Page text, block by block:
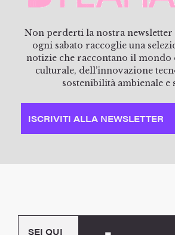
Non perderti la nostra newsletter
ogni sabato raccoglie una
notizie che raccontano il mondo
culturale, dell’innovazione
sostenibilità ambienale e
ISCRIVITI ALLA NEWSLETTER
SEI QUI